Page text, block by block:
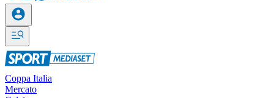
Coppa Italia
Mercato